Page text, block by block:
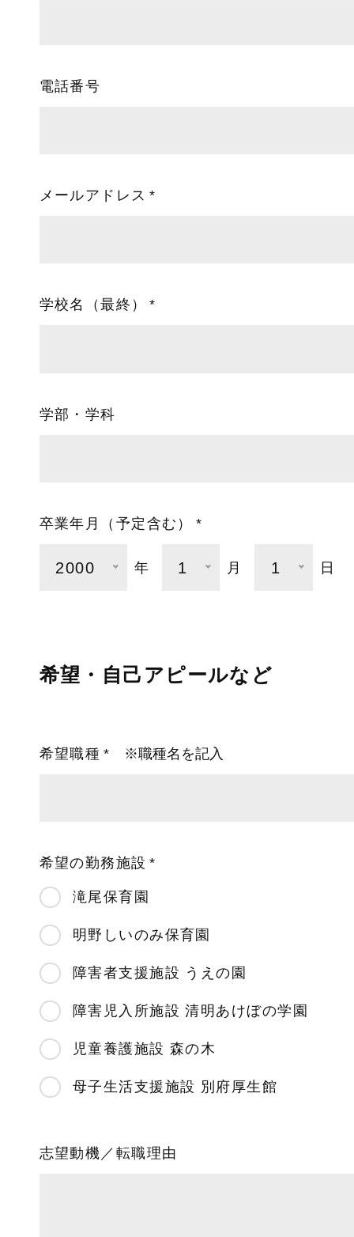
電話番号
メールアドレス
学校名（最終）
学部・学科
卒業年月（予定含む）
2000 年 1 月 1 日
希望・自己アピールなど
希望職種 ※職種名を記入
希望の勤務施設
滝尾保育園
明野しいのみ保育園
障害者支援施設 うえの園
障害児入所施設 清明あけぼの学園
児童養護施設 森の木
母子生活支援施設 別府厚生館
志望動機／転職理由